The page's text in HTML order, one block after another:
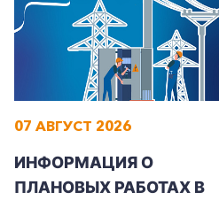
07 АВГУСТ 2026
ИНФОРМАЦИЯ О
ПЛАНОВЫХ РАБОТАХ В